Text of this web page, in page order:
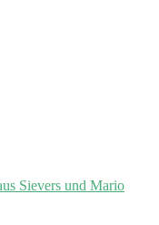
Sievers und Mario